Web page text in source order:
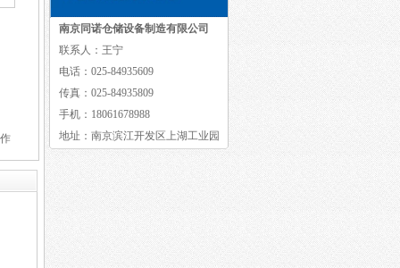
南京同诺仓储设备制造有限公司
联系人：王宁
电话：025-84935609
传真：025-84935809
手机：18061678988
地址：南京滨江开发区上湖工业园